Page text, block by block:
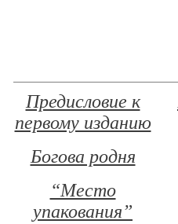
Предисловие к
первому изданию
Богова родня
“Место
упакования”